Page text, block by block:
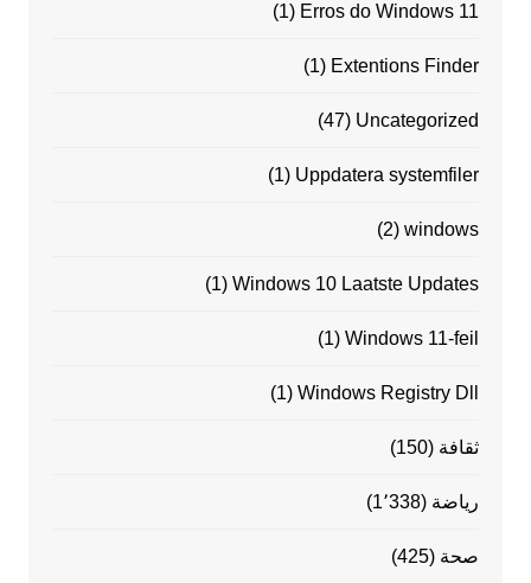
Erros do Windows 11
(1)
Extentions Finder
(1)
Uncategorized
(47)
Uppdatera systemfiler
(1)
windows
(2)
Windows 10 Laatste Updates
(1)
Windows 11-feil
(1)
Windows Registry Dll
(1)
ثقافة (150)
رياضة (1٬338)
صحة (425)